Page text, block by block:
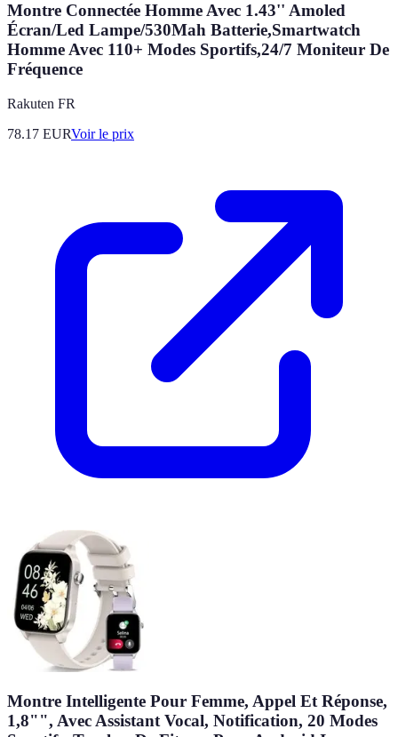
Montre Connectée Homme Avec 1.43'' Amoled
Écran/Led Lampe/530Mah Batterie,Smartwatch
Homme Avec 110+ Modes Sportifs,24/7 Moniteur De
Fréquence
Rakuten FR
78.17 EURVoir le prix
Montre Intelligente Pour Femme, Appel Et Réponse,
1,8"", Avec Assistant Vocal, Notification, 20 Modes